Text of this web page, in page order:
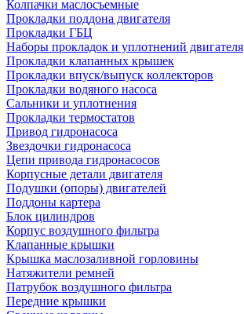
Колпачки маслосъемные
Прокладки поддона двигателя
Прокладки ГБЦ
Наборы прокладок и уплотнений двигателя
Прокладки клапанных крышек
Прокладки впуск/выпуск коллекторов
Прокладки водяного насоса
Сальники и уплотнения
Прокладки термостатов
Привод гидронасоса
Звездочки гидронасоса
Цепи привода гидронасосов
Корпусные детали двигателя
Подушки (опоры) двигателей
Поддоны картера
Блок цилиндров
Корпус воздушного фильтра
Клапанные крышки
Крышка маслозаливной горловины
Натяжители ремней
Патрубок воздушного фильтра
Передние крышки